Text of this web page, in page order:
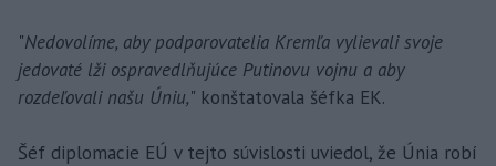
"Nedovolíme, aby podporovatelia Kremľa vylievali svoje
jedovaté lži ospravedlňujúce Putinovu vojnu a aby
rozdeľovali našu Úniu," konštatovala šéfka EK.
Šéf diplomacie EÚ v tejto súvislosti uviedol, že Únia robí